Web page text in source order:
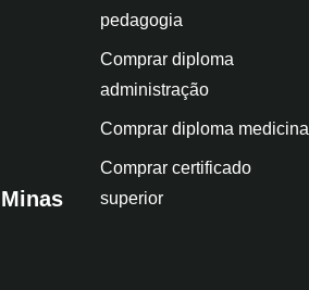
pedagogia
Comprar diploma
administração
Comprar diploma medicina
Comprar certificado
superior